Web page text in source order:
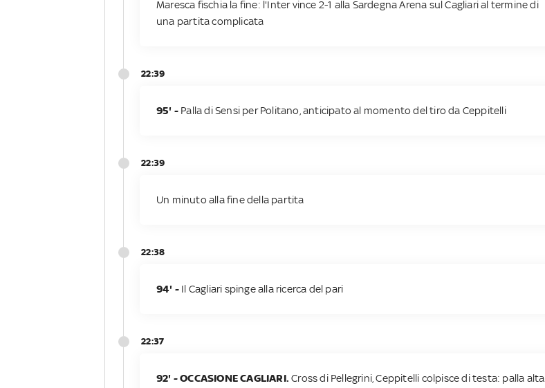
Maresca fischia la fine: l'Inter vince 2-1 alla Sardegna Arena sul Cagliari al termine di
una partita complicata
22:39
95' - Palla di Sensi per Politano, anticipato al momento del tiro da Ceppitelli
22:39
Un minuto alla fine della partita
22:38
94' - Il Cagliari spinge alla ricerca del pari
22:37
92' - OCCASIONE CAGLIARI.Cross di Pellegrini, Ceppitelli colpisce di testa: palla alta.